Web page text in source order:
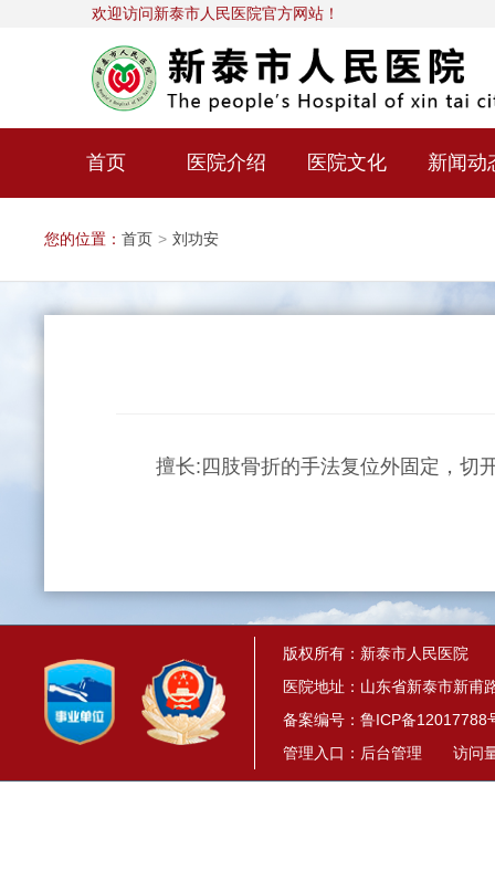
欢迎访问新泰市人民医院官方网站！
首页 医院介绍 医院文化 新闻动
您的位置： 首页 > 刘功安
擅长:四肢骨折的手法复位外固定，切开
版权所有：新泰市人民医院
医院地址：山东省新泰市新甫
备案编号： 鲁ICP备12017788
管理入口： 后台管理 访问量